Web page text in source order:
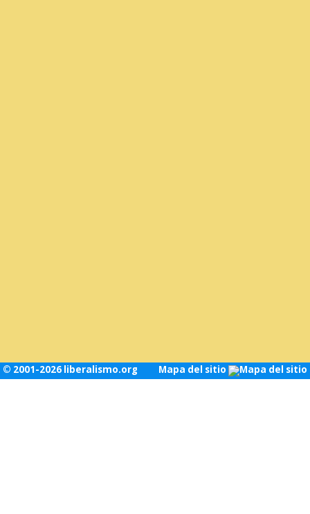
© 2001-2026 liberalismo.org Mapa del sitio